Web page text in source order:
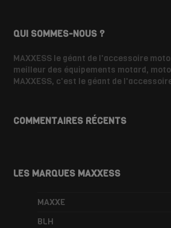
QUI SOMMES-NOUS ?
MAXXESS le géant de l'accessoire
meilleur des équipements motard,
MAXXESS, c'est le géant de
COMMENTAIRES RÉCENTS
LES MARQUES MAXXESS
MAXXE
BLH